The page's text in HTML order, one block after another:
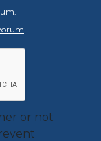
or not